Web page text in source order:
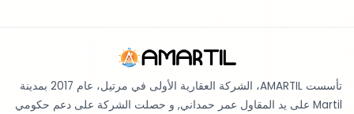
تأسست AMARTIL، الشركة العقارية الأولى في مرتيل، عام 2017 بمدينة
Martil على يد المقاول عمر حمداني, و حصلت الشركة على دعم حكومي